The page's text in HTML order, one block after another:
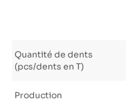
Quantité de dents
(pcs/dents en T)
Production